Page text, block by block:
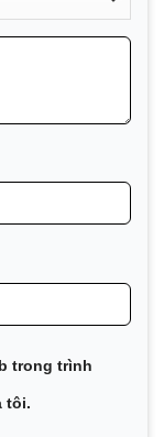
trong trình
tôi.